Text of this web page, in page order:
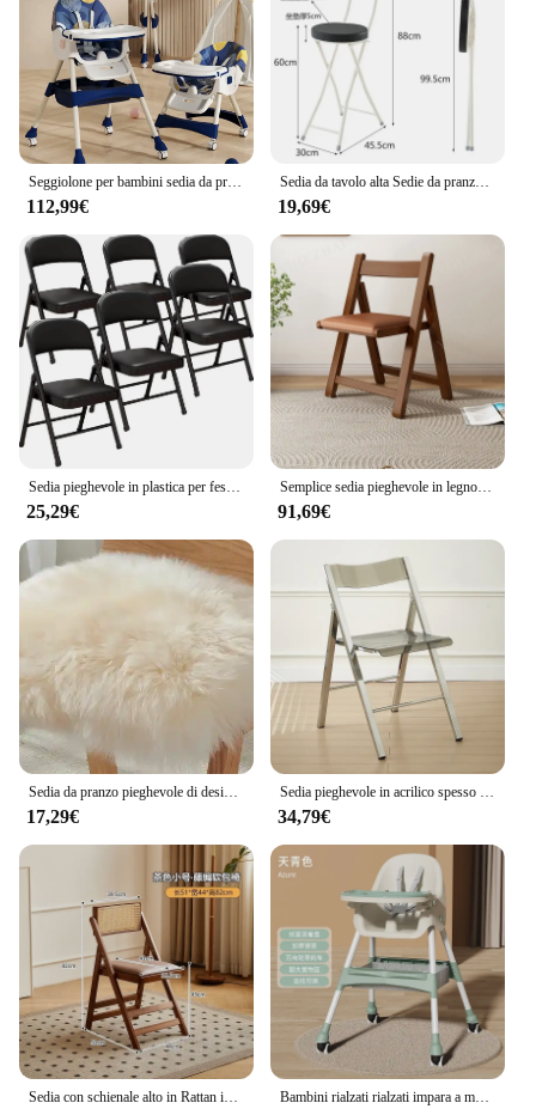
Seggiolone per bambini sedia da pranzo bambino che mangia sedile pieghevole ascensore multifunzionale sedia da pranzo per bambini
112,99€
Sedia da tavolo alta Sedie da pranzo portatili pieghevoli per caffè Schienale in PU Mobili da bar alla moda bianchi Conservazione dello spazio stretto
19,69€
Sedia pieghevole in plastica per feste Struttura in metallo Mobili da esterno bianchi Sedia da giardino moderna Sedia in plastica resistente
25,29€
Semplice sedia pieghevole in legno massello sedia da pranzo piccola casa semplice sedia con schienale pieghevole sedie portatili per la casa all'aperto per la cucina
91,69€
Sedia da pranzo pieghevole di design Sedie da negozio di abbigliamento nordico trasparente economiche Mobili pieghevoli Silla salvaspazio ultraleggeri
17,29€
Sedia pieghevole in acrilico spesso Influencer sedia da pranzo con schienale trasparente moderna semplice mobili per la casa servizio fotografico Casual sedile trasparente
34,79€
Sedia con schienale alto in Rattan in stile giapponese sgabello da Bar pieghevole moderno semplice sgabello alto salvaspazio sedia da Bar in legno massello Bambini rialzati rialzati impara a mangiare sedie da pranzo sgabello alto sedie da pranzo pieghevoli per bambini Cadeira mobili per la casa HYDC